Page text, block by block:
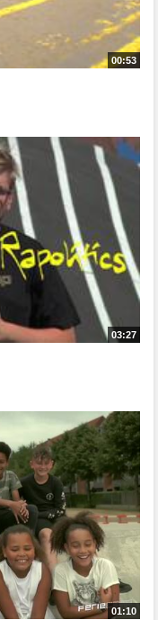
00:53
03:27
01:10